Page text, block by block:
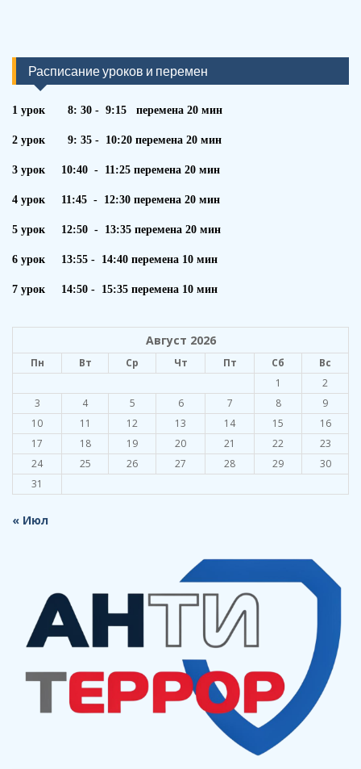
Расписание уроков и перемен
1 урок 8: 30 - 9:15 перемена 20 мин
2 урок 9: 35 - 10:20 перемена 20 мин
3 урок 10:40 - 11:25 перемена 20 мин
4 урок 11:45 - 12:30 перемена 20 мин
5 урок 12:50 - 13:35 перемена 20 мин
6 урок 13:55 - 14:40 перемена 10 мин
7 урок 14:50 - 15:35 перемена 10 мин
Август 2026
Пн Вт Ср Чт Пт Сб
Вс
1
2
3
4 5 6 7 8
9
10
11 12 13 14 15
16
17
18 19 20 21 22
23
24
25 26 27 28 29
30
31
« Июл